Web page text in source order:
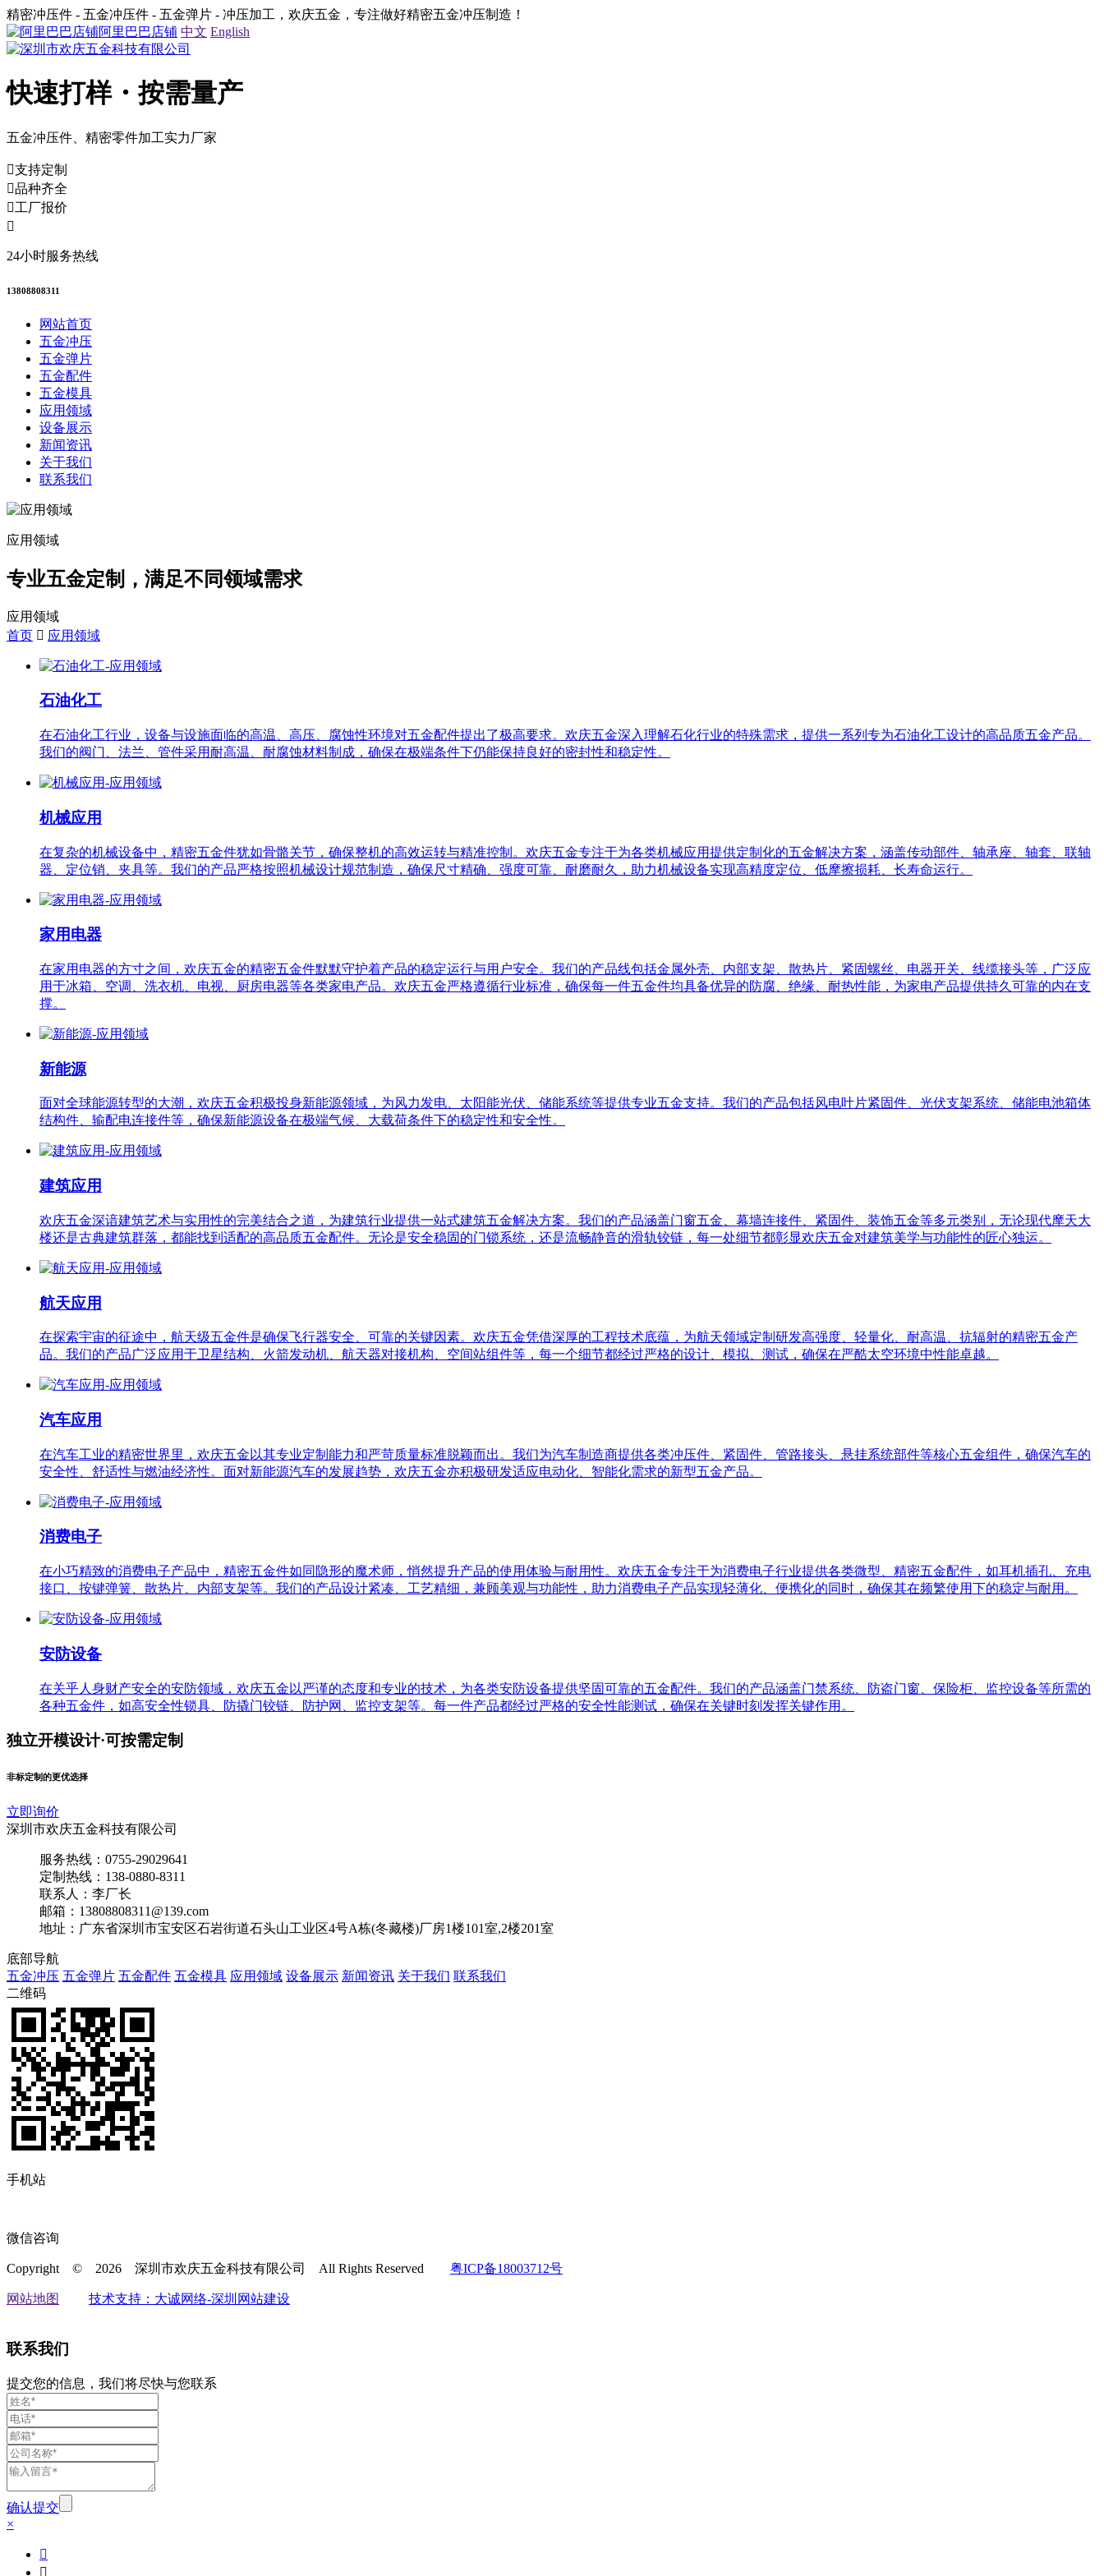
精密冲压件 - 五金冲压件 - 五金弹片 - 冲压加工，欢庆五金，专注做好精密五金冲压制造！
阿里巴巴店铺 中文 English
快速打样・按需量产
五金冲压件、精密零件加工实力厂家
支持定制
品种齐全
工厂报价
24小时服务热线
13808808311
网站首页
五金冲压
五金弹片
五金配件
五金模具
应用领域
设备展示
新闻资讯
关于我们
联系我们
应用领域
专业五金定制，满足不同领域需求
应用领域
首页
应用领域
石油化工
在石油化工行业，设备与设施面临的高温、高压、腐蚀性环境对五金配件提出了极高要求。欢庆五金深入理解石化行业的特殊需求，提供一系列专为石油化工设计的高品质五金产品。
我们的阀门、法兰、管件采用耐高温、耐腐蚀材料制成，确保在极端条件下仍能保持良好的密封性和稳定性。
机械应用
在复杂的机械设备中，精密五金件犹如骨骼关节，确保整机的高效运转与精准控制。欢庆五金专注于为各类机械应用提供定制化的五金解决方案，涵盖传动部件、轴承座、轴套、联轴
器、定位销、夹具等。我们的产品严格按照机械设计规范制造，确保尺寸精确、强度可靠、耐磨耐久，助力机械设备实现高精度定位、低摩擦损耗、长寿命运行。
家用电器
在家用电器的方寸之间，欢庆五金的精密五金件默默守护着产品的稳定运行与用户安全。我们的产品线包括金属外壳、内部支架、散热片、紧固螺丝、电器开关、线缆接头等，广泛应
用于冰箱、空调、洗衣机、电视、厨房电器等各类家电产品。欢庆五金严格遵循行业标准，确保每一件五金件均具备优异的防腐、绝缘、耐热性能，为家电产品提供持久可靠的内在支
撑。
新能源
面对全球能源转型的大潮，欢庆五金积极投身新能源领域，为风力发电、太阳能光伏、储能系统等提供专业五金支持。我们的产品包括风电叶片紧固件、光伏支架系统、储能电池箱体
结构件、输配电连接件等，确保新能源设备在极端气候、大载荷条件下的稳定性和安全性。
建筑应用
欢庆五金深谙建筑艺术与实用性的完美结合之道，为建筑行业提供一站式建筑五金解决方案。我们的产品涵盖门窗五金、幕墙连接件、紧固件、装饰五金等多元类别，无论现代摩天大
楼还是古典建筑群落，都能找到适配的高品质五金配件。无论是安全稳固的门锁系统，还是流畅静音的滑轨铰链，每一处细节都彰显欢庆五金对建筑美学与功能性的匠心独运。
航天应用
在探索宇宙的征途中，航天级五金件是确保飞行器安全、可靠的关键因素。欢庆五金凭借深厚的工程技术底蕴，为航天领域定制研发高强度、轻量化、耐高温、抗辐射的精密五金产
品。我们的产品广泛应用于卫星结构、火箭发动机、航天器对接机构、空间站组件等，每一个细节都经过严格的设计、模拟、测试，确保在严酷太空环境中性能卓越。
汽车应用
在汽车工业的精密世界里，欢庆五金以其专业定制能力和严苛质量标准脱颖而出。我们为汽车制造商提供各类冲压件、紧固件、管路接头、悬挂系统部件等核心五金组件，确保汽车的
安全性、舒适性与燃油经济性。面对新能源汽车的发展趋势，欢庆五金亦积极研发适应电动化、智能化需求的新型五金产品。
消费电子
在小巧精致的消费电子产品中，精密五金件如同隐形的魔术师，悄然提升产品的使用体验与耐用性。欢庆五金专注于为消费电子行业提供各类微型、精密五金配件，如耳机插孔、充电
接口、按键弹簧、散热片、内部支架等。我们的产品设计紧凑、工艺精细，兼顾美观与功能性，助力消费电子产品实现轻薄化、便携化的同时，确保其在频繁使用下的稳定与耐用。
安防设备
在关乎人身财产安全的安防领域，欢庆五金以严谨的态度和专业的技术，为各类安防设备提供坚固可靠的五金配件。我们的产品涵盖门禁系统、防盗门窗、保险柜、监控设备等所需的
各种五金件，如高安全性锁具、防撬门铰链、防护网、监控支架等。每一件产品都经过严格的安全性能测试，确保在关键时刻发挥关键作用。
独立开模设计·可按需定制
非标定制的更优选择
立即询价
深圳市欢庆五金科技有限公司
服务热线：0755-29029641
定制热线：138-0880-8311
联系人：李厂长
邮箱：13808808311@139.com
地址：广东省深圳市宝安区石岩街道石头山工业区4号A栋(冬藏楼)厂房1楼101室,2楼201室
底部导航
五金冲压 五金弹片 五金配件 五金模具 应用领域 设备展示 新闻资讯 关于我们 联系我们
二维码
手机站
微信咨询
Copyright © 2026 深圳市欢庆五金科技有限公司 All Rights Reserved 粤ICP备18003712号
网站地图 技术支持：大诚网络-深圳网站建设
联系我们
提交您的信息，我们将尽快与您联系
确认提交
×